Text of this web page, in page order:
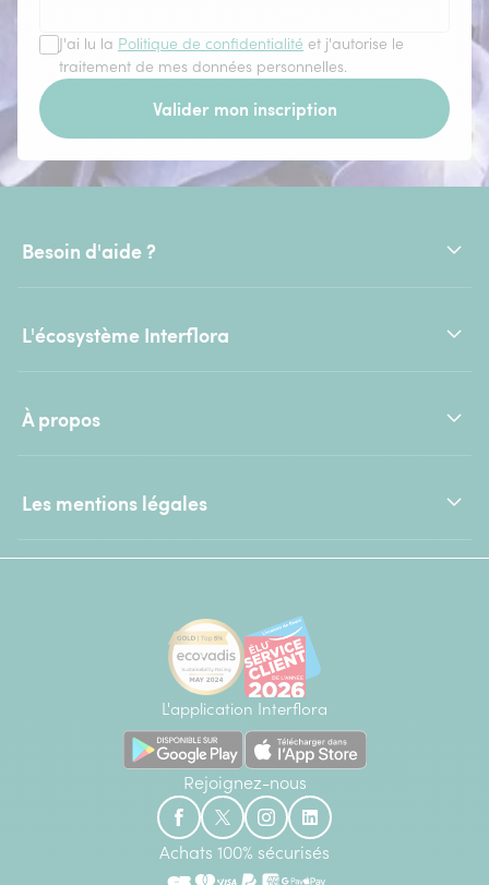
J'ai lu la Politique de confidentialité et j'autorise le
traitement de mes données personnelles.
Valider mon inscription
Besoin d'aide ?
L'écosystème Interflora
À propos
Les mentions légales
L'application Interflora
Rejoignez-nous
Achats 100% sécurisés